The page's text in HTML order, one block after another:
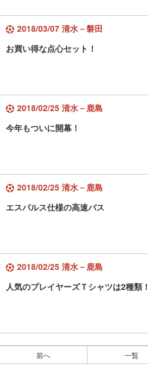
2018/03/07 清水－磐田
お買い得な点心セット！
2018/02/25 清水－鹿島
今年もついに開幕！
2018/02/25 清水－鹿島
エスパルス仕様の高速バス
2018/02/25 清水－鹿島
人気のプレイヤーズＴシャツは2種類！
前へ 一覧